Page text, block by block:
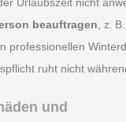
Urlaubszeit nicht
beauftragen, z.
professionellen
ruht nicht
und